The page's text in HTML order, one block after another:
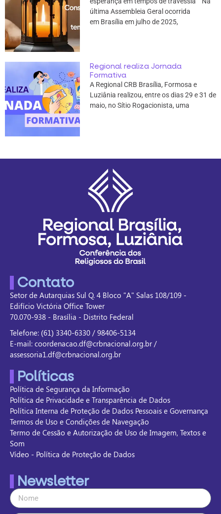
última Assembleia Geral ocorrida
em Brasília em julho de 2025,
Regional realiza Jornada
Formativa
A Regional CRB Brasília, Formosa e
Luziânia realizou, entre os dias 29 e 31 de
maio, no Sítio Rogacionista, uma
Contato
Setor de Autarquias Sul Q. 4 Bloco "A" Salas 108/109 -
Edifício Victória Office Tower
70.070-938 - Brasília - Distrito Federal
Telefone: (61) 3340-6330 / 98406-5134
E-mail: coordenacao.df@crbnacional.org.br /
assessoria1.df@crbnacional.org.br
Políticas
Política de Segurança da Informação
Política de Privacidade e Transparência de Dados
Política Interna de Proteção de Dados Pessoais e Governança
Termos de Uso e Condições de Navegação
Termo de Cessão e Autorização de Uso de Imagem, Textos e
Som
Vídeo - Política de Proteção de Dados
Newsletter